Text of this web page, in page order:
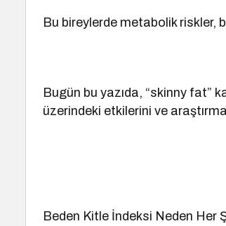
Bu bireylerde metabolik riskler,
Bugün bu yazıda, “skinny fat”
üzerindeki etkilerini ve
Beden Kitle İndeksi Neden Her